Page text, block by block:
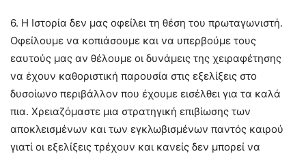
6. Η Ιστορία δεν μας οφείλει τη θέση του πρωταγωνιστή.
Οφείλουμε να κοπιάσουμε και να υπερβούμε τους
εαυτούς μας αν θέλουμε οι δυνάμεις της χειραφέτησης
να έχουν καθοριστική παρουσία στις εξελίξεις στο
δυσοίωνο περιβάλλον που έχουμε εισέλθει για τα καλά
πια. Χρειαζόμαστε μια στρατηγική επιβίωσης των
αποκλεισμένων και των εγκλωβισμένων παντός καιρού
γιατί οι εξελίξεις τρέχουν και κανείς δεν μπορεί να